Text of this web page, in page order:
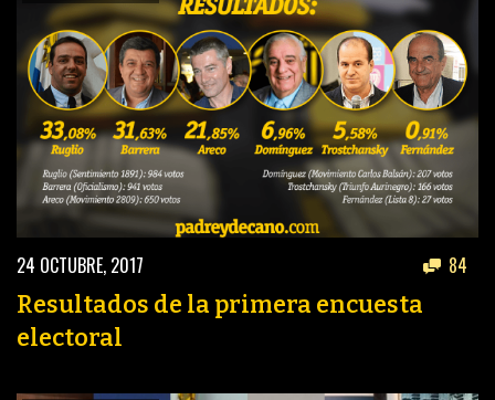
24 OCTUBRE, 2017 84
Resultados de la primera encuesta
electoral